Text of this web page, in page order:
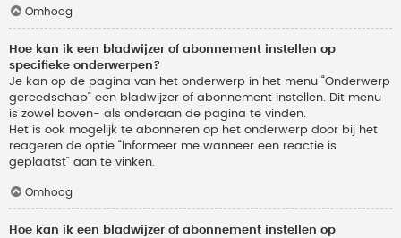
Omhoog
Hoe kan ik een bladwijzer of abonnement instellen op
specifieke onderwerpen?
Je kan op de pagina van het onderwerp in het menu “Onderwerp
gereedschap” een bladwijzer of abonnement instellen. Dit menu
is zowel boven- als onderaan de pagina te vinden.
Het is ook mogelijk te abonneren op het onderwerp door bij het
reageren de optie “Informeer me wanneer een reactie is
geplaatst” aan te vinken.
Omhoog
Hoe kan ik een bladwijzer of abonnement instellen op